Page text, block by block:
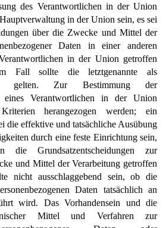
des Verantwortlichen in der Union
in der Union sein, es sei
über die Zwecke und Mittel der
Daten in einer anderen
in der Union getroffen
Fall sollte die letztgenannte als
gelten. Zur Bestimmung der
eines Verantwortlichen in der Union
herangezogen werden; ein
die effektive und tatsächliche Ausübung
durch eine feste Einrichtung sein,
die Grundsatzentscheidungen zur
und Mittel der Verarbeitung getroffen
nicht ausschlaggebend sein, ob die
Daten tatsächlich an
wird. Das Vorhandensein und die
Mittel und Verfahren zur